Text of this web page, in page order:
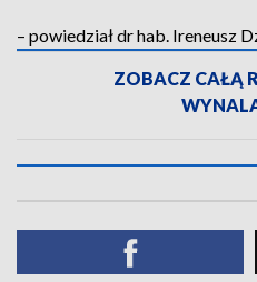
– powiedział dr hab. Ireneusz
ZOBACZ CAŁĄ